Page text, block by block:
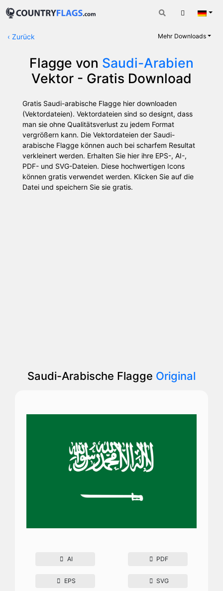
Warenkorb
‹ Zurück Mehr Downloads
Flagge von Saudi-Arabien
Vektor - Gratis Download
Gratis Saudi-arabische Flagge hier downloaden
(Vektordateien). Vektordateien sind so designt, dass
man sie ohne Qualitätsverlust zu jedem Format
vergrößern kann. Die Vektordateien der Saudi-
arabische Flagge können auch bei scharfem Resultat
verkleinert werden. Erhalten Sie hier ihre EPS-, AI-,
PDF- und SVG-Dateien. Diese hochwertigen Icons
können gratis verwendet werden. Klicken Sie auf die
Datei und speichern Sie sie gratis.
Saudi-Arabische Flagge Original
AI PDF
EPS SVG